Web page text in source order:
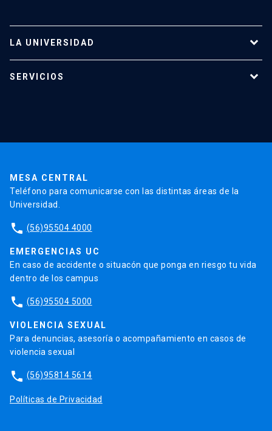
LA UNIVERSIDAD
SERVICIOS
MESA CENTRAL
Teléfono para comunicarse con las distintas áreas de la
Universidad.
phone (56)95504 4000
EMERGENCIAS UC
En caso de accidente o situacón que ponga en riesgo tu vida
dentro de los campus
phone (56)95504 5000
VIOLENCIA SEXUAL
Para denuncias, asesoría o acompañamiento en casos de
violencia sexual
phone (56)95814 5614
Políticas de Privacidad